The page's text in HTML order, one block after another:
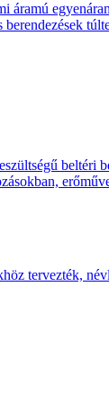
beltéri
tervezték,